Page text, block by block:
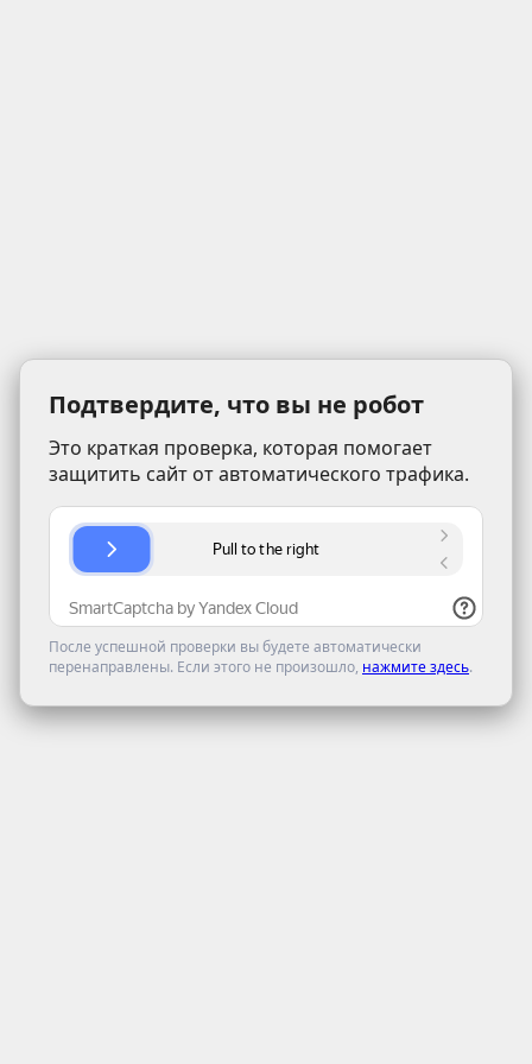
Подтвердите, что вы не робот
Это краткая проверка, которая помогает
защитить сайт от автоматического трафика.
После успешной проверки вы будете автоматически
перенаправлены. Если этого не произошло, нажмите здесь.